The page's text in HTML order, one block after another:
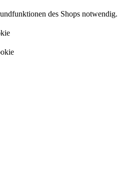
des Shops notwendig.